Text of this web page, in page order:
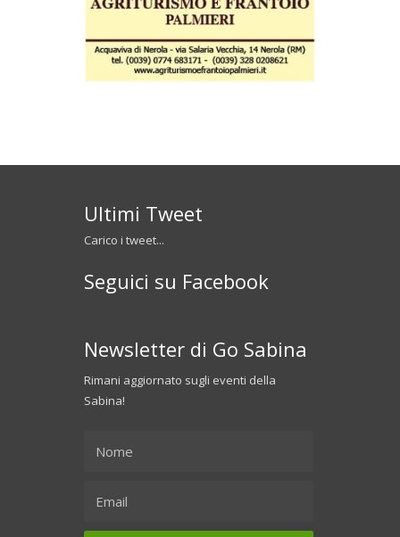
Ultimi Tweet
Carico i tweet...
Seguici su Facebook
Newsletter di Go Sabina
Rimani aggiornato sugli eventi della
Sabina!